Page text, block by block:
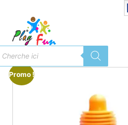
Promo !